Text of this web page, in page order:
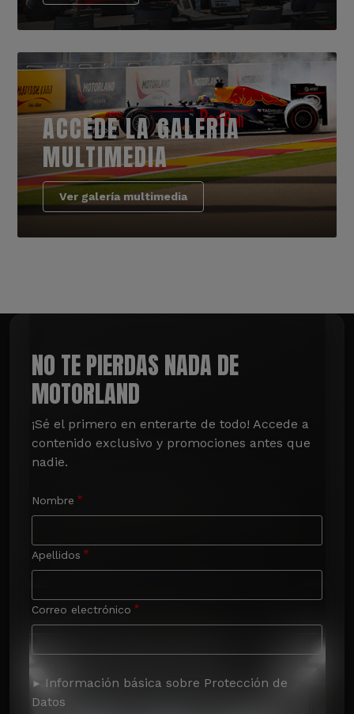
ACCEDE LA GALERÍA
MULTIMEDIA
Ver galería multimedia
NO TE PIERDAS NADA DE
MOTORLAND
¡Sé el primero en enterarte de todo! Accede a
contenido exclusivo y promociones antes que
nadie.
Nombre
Apellidos
Correo electrónico
Información básica sobre Protección de
Datos